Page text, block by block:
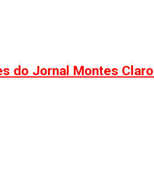
do Jornal Montes